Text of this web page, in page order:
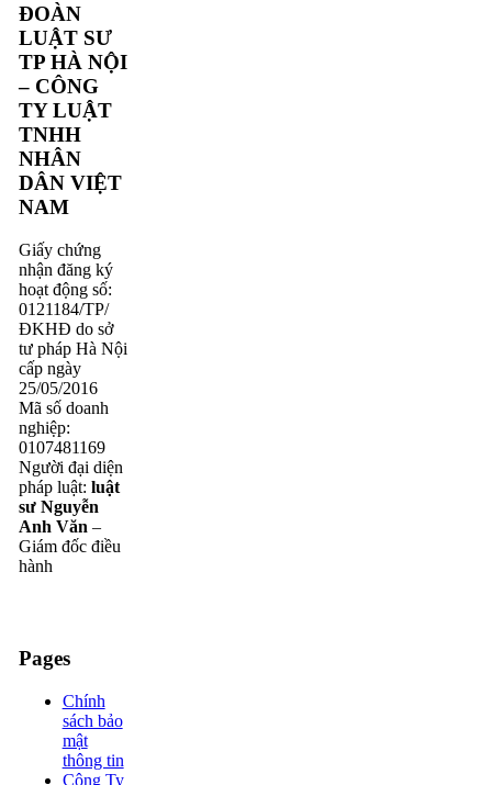
ĐOÀN
LUẬT SƯ
TP HÀ NỘI
– CÔNG
TY LUẬT
TNHH
NHÂN
DÂN VIỆT
NAM
Giấy chứng
nhận đăng ký
hoạt động số:
0121184/TP/
ĐKHĐ do sở
tư pháp Hà Nội
cấp ngày
25/05/2016
Mã số doanh
nghiệp:
0107481169
Người đại diện
pháp luật: luật
sư Nguyễn
Anh Văn –
Giám đốc điều
hành
Pages
Chính
sách bảo
mật
thông tin
Công Ty